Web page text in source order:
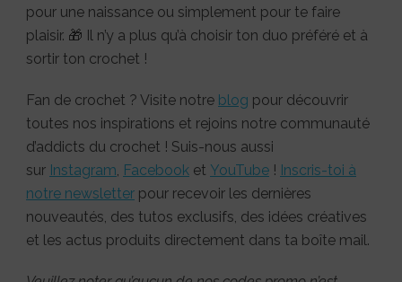
pour une naissance ou simplement pour te faire
plaisir. 🎁 Il n’y a plus qu’à choisir ton duo préféré et à
sortir ton crochet !
Fan de crochet ? Visite notre blog pour découvrir
toutes nos inspirations et rejoins notre communauté
d’addicts du crochet ! Suis-nous aussi
sur Instagram, Facebook et YouTube ! Inscris-toi à
notre newsletter pour recevoir les dernières
nouveautés, des tutos exclusifs, des idées créatives
et les actus produits directement dans ta boîte mail.